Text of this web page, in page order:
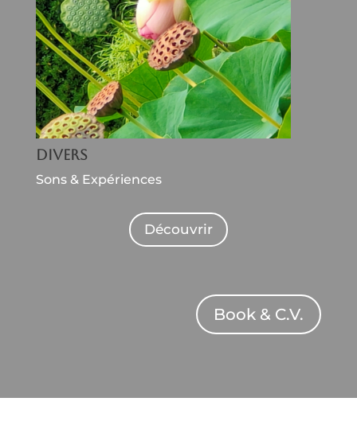
Divers
Sons & Expériences
Découvrir
Book & C.V.